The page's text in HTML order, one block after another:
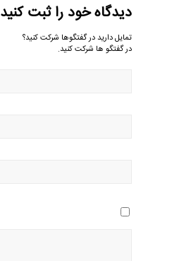
دیدگاه خود را ثبت کنید
تمایل دارید در گفتگوها شرکت کنید؟
در گفتگو ها شرکت کنید.